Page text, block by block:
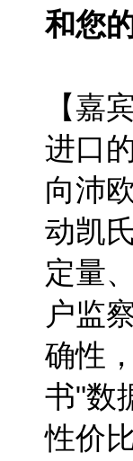
和您
【嘉
进口
向沛
动凯
定量
户监
确性
书"数
性价